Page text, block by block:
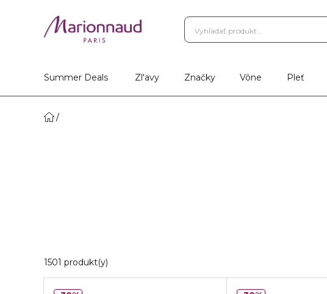
Summer Deals Zl'avy Značky Vône Pleť
1501 produkt(y)